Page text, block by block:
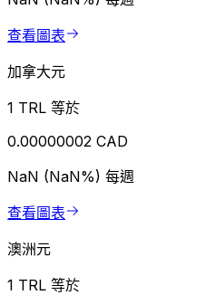
查看圖表
加拿大元
1 TRL 等於
0.00000002 CAD
NaN (NaN%) 每週
查看圖表
澳洲元
1 TRL 等於